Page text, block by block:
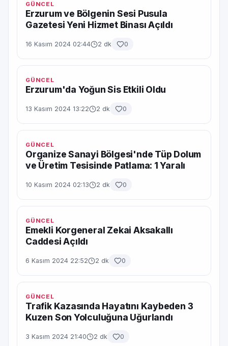
GÜNCEL
Erzurum ve Bölgenin Sesi Pusula
Gazetesi Yeni Hizmet Binası Açıldı
16 Kasım 2024 02:44 2 dk 0
GÜNCEL
Erzurum'da Yoğun Sis Etkili Oldu
13 Kasım 2024 13:22 2 dk 0
GÜNCEL
Organize Sanayi Bölgesi'nde Tüp Dolum
ve Üretim Tesisinde Patlama: 1 Yaralı
10 Kasım 2024 02:13 2 dk 0
GÜNCEL
Emekli Korgeneral Zekai Aksakallı
Caddesi Açıldı
6 Kasım 2024 22:52 2 dk 0
GÜNCEL
Trafik Kazasında Hayatını Kaybeden 3
Kuzen Son Yolculuğuna Uğurlandı
3 Kasım 2024 21:40 2 dk 0